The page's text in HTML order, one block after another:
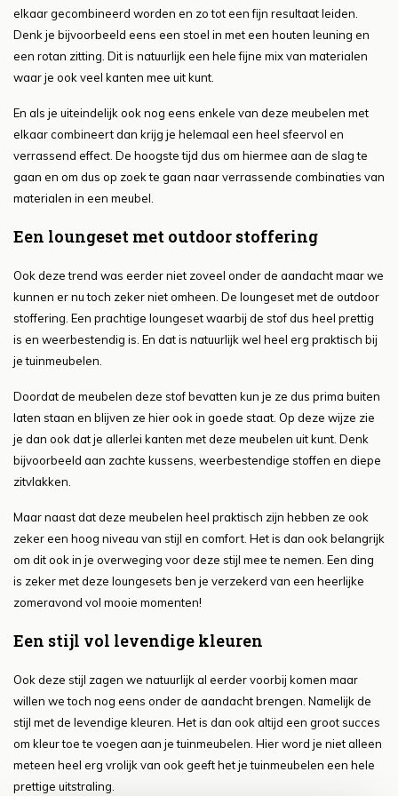
elkaar gecombineerd worden en zo tot een fijn resultaat leiden.
Denk je bijvoorbeeld eens een stoel in met een houten leuning en
een rotan zitting. Dit is natuurlijk een hele fijne mix van materialen
waar je ook veel kanten mee uit kunt.
En als je uiteindelijk ook nog eens enkele van deze meubelen met
elkaar combineert dan krijg je helemaal een heel sfeervol en
verrassend effect. De hoogste tijd dus om hiermee aan de slag te
gaan en om dus op zoek te gaan naar verrassende combinaties van
materialen in een meubel.
Een loungeset met outdoor stoffering
Ook deze trend was eerder niet zoveel onder de aandacht maar we
kunnen er nu toch zeker niet omheen. De loungeset met de outdoor
stoffering. Een prachtige loungeset waarbij de stof dus heel prettig
is en weerbestendig is. En dat is natuurlijk wel heel erg praktisch bij
je tuinmeubelen.
Doordat de meubelen deze stof bevatten kun je ze dus prima buiten
laten staan en blijven ze hier ook in goede staat. Op deze wijze zie
je dan ook dat je allerlei kanten met deze meubelen uit kunt. Denk
bijvoorbeeld aan zachte kussens, weerbestendige stoffen en diepe
zitvlakken.
Maar naast dat deze meubelen heel praktisch zijn hebben ze ook
zeker een hoog niveau van stijl en comfort. Het is dan ook belangrijk
om dit ook in je overweging voor deze stijl mee te nemen. Een ding
is zeker met deze loungesets ben je verzekerd van een heerlijke
zomeravond vol mooie momenten!
Een stijl vol levendige kleuren
Ook deze stijl zagen we natuurlijk al eerder voorbij komen maar
willen we toch nog eens onder de aandacht brengen. Namelijk de
stijl met de levendige kleuren. Het is dan ook altijd een groot succes
om kleur toe te voegen aan je tuinmeubelen. Hier word je niet alleen
meteen heel erg vrolijk van ook geeft het je tuinmeubelen een hele
prettige uitstraling.